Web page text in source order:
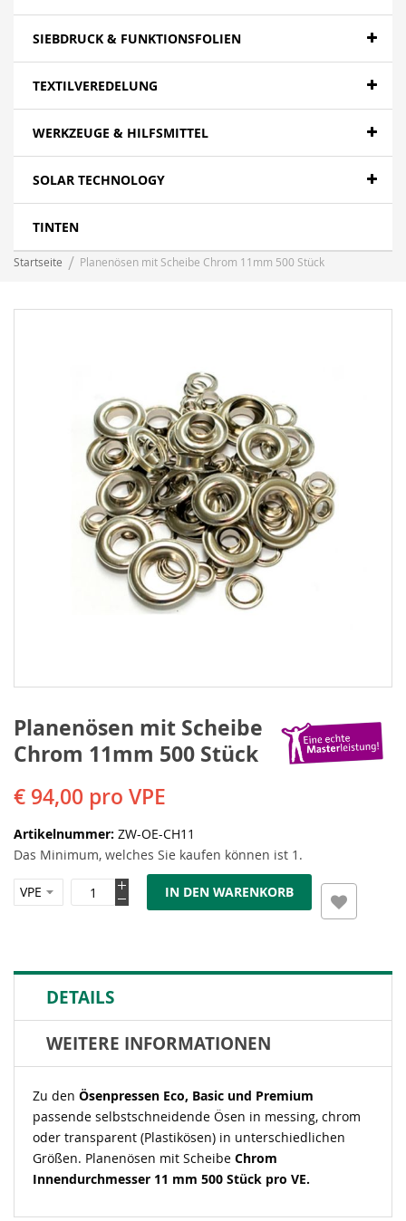
SIEBDRUCK & FUNKTIONSFOLIEN
TEXTILVEREDELUNG
WERKZEUGE & HILFSMITTEL
SOLAR TECHNOLOGY
TINTEN
Startseite Planenösen mit Scheibe Chrom 11mm 500 Stück
Planenösen mit Scheibe
Chrom 11mm 500 Stück
€ 94,00 pro VPE
Artikelnummer ZW-OE-CH11
Das Minimum, welches Sie kaufen können ist 1.
IN DEN WARENKORB
DETAILS
WEITERE INFORMATIONEN
Zu den Ösenpressen Eco, Basic und Premium
passende selbstschneidende Ösen in messing, chrom
oder transparent (Plastikösen) in unterschiedlichen
Größen. Planenösen mit Scheibe Chrom
Innendurchmesser 11 mm 500 Stück pro VE.